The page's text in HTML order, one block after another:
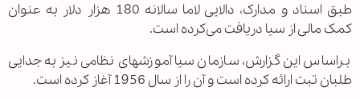
طبق اسناد و مدارک، دالایی لاما سالانه 180 هزار دلار به عنوان
کمک مالی از سیا دریافت می‌کرده است.
براساس این گزارش، سازمان سیا آموزشهای نظامی نیز به جدایی
طلبان تبت ارائه کرده است و آن را از سال 1956 آغاز کرده است.